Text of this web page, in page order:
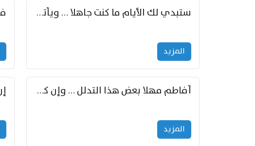
ستبدي لك الأيام ما كنت جاهلا … ويأتيك بالأخبار من لم تزوّد
المزید
أفاطم مهلا بعض هذا التدلل … وإن كنت قد أزمعت صرمي فأجملي
المزید